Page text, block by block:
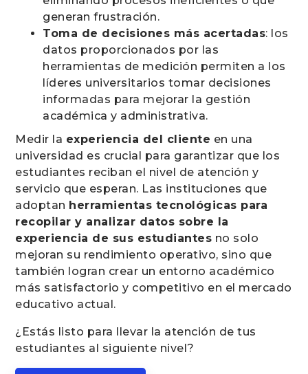
generan frustración.
Toma de decisiones más acertadas: los
datos proporcionados por las
herramientas de medición permiten a los
líderes universitarios tomar decisiones
informadas para mejorar la gestión
académica y administrativa.
Medir la experiencia del cliente en una
universidad es crucial para garantizar que los
estudiantes reciban el nivel de atención y
servicio que esperan. Las instituciones que
adoptan herramientas tecnológicas para
recopilar y analizar datos sobre la
experiencia de sus estudiantes no solo
mejoran su rendimiento operativo, sino que
también logran crear un entorno académico
más satisfactorio y competitivo en el mercado
educativo actual.
¿Estás listo para llevar la atención de tus
estudiantes al siguiente nivel?